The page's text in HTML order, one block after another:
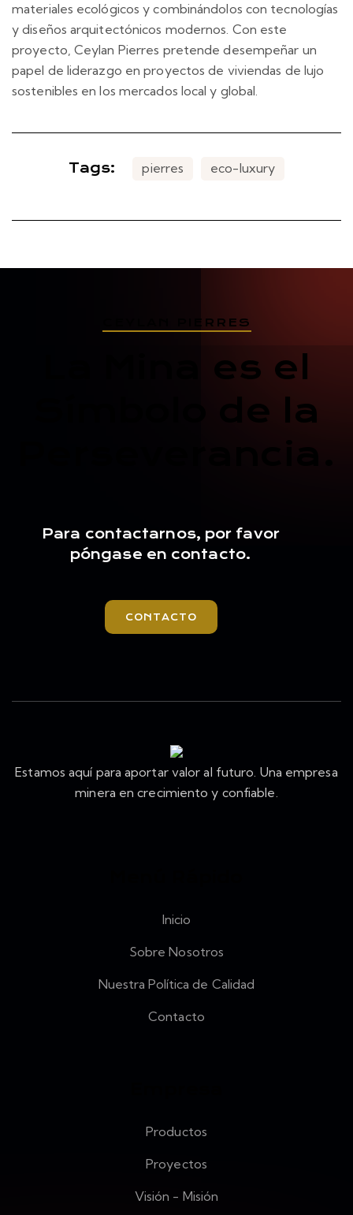
materiales ecológicos y combinándolos con tecnologías
y diseños arquitectónicos modernos. Con este
proyecto, Ceylan Pierres pretende desempeñar un
papel de liderazgo en proyectos de viviendas de lujo
sostenibles en los mercados local y global.
Tags: pierres eco-luxury
CEYLAN PIERRES
La Mina es el
Símbolo de la
Para contactarnos, por favor
póngase en contacto.
CONTACTO
Estamos aquí para aportar valor al futuro. Una empresa
minera en crecimiento y confiable.
Inicio
Sobre Nosotros
Nuestra Política de Calidad
Contacto
Productos
Proyectos
Visión - Misión